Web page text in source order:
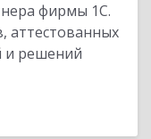
фирмы 1С.
аттестованных
и решений